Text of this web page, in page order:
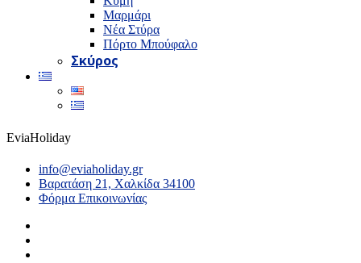
Μαρμάρι
Νέα Στύρα
Πόρτο Μπούφαλο
Σκύρος
EviaHoliday
info@eviaholiday.gr
Βαρατάση 21, Χαλκίδα 34100
Φόρμα Επικοινωνίας